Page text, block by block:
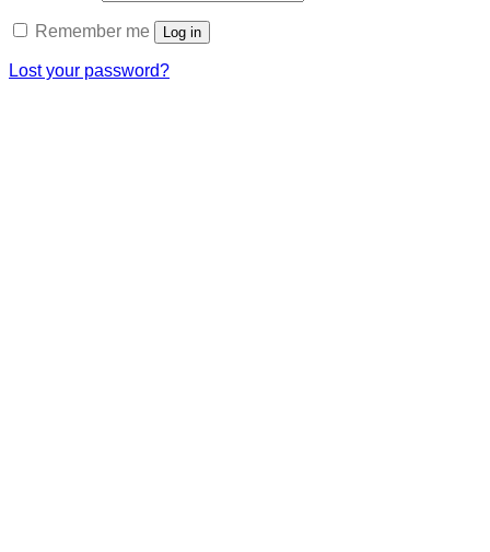
Remember me Log in
Lost your password?